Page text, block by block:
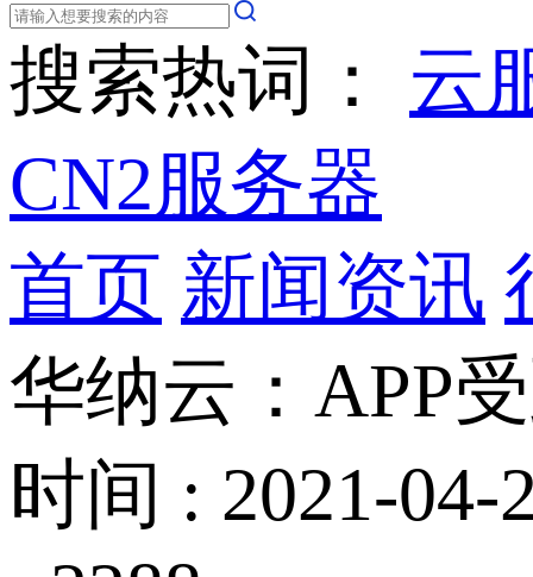
搜索热词： 云
CN2服务器
首页 新闻资讯
华纳云：APP
时间 : 2021-04-